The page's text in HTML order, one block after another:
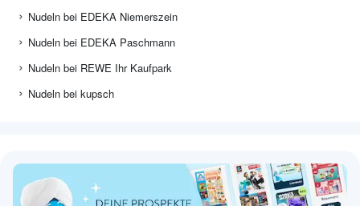
Nudeln bei EDEKA Niemerszein
Nudeln bei EDEKA Paschmann
Nudeln bei REWE Ihr Kaufpark
Nudeln bei kupsch